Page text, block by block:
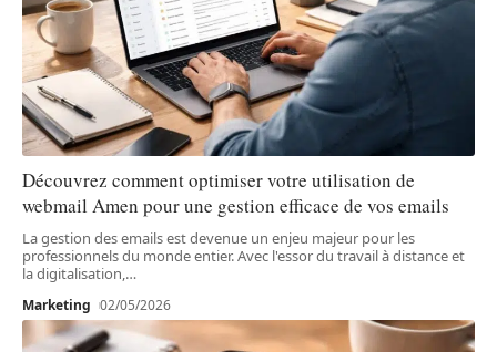
Découvrez comment optimiser votre utilisation de
webmail Amen pour une gestion efficace de vos emails
La gestion des emails est devenue un enjeu majeur pour les
professionnels du monde entier. Avec l'essor du travail à distance et
la digitalisation, …
Marketing 02/05/2026